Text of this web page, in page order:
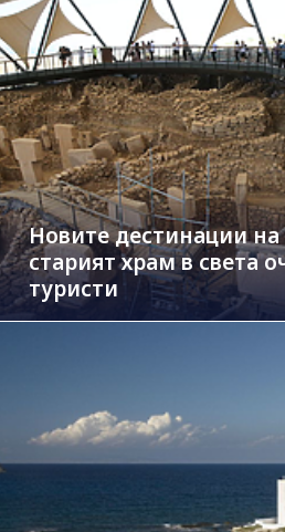
Новите дестинации
старият храм в света
туристи